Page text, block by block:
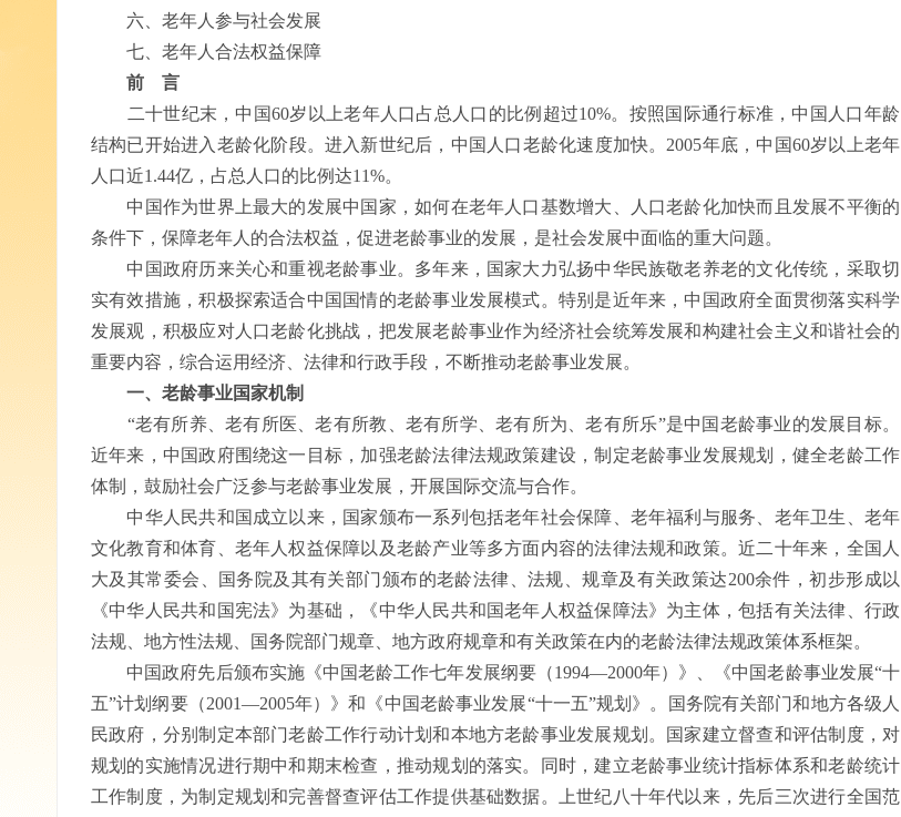
六、老年人参与社会发展
七、老年人合法权益保障
前 言
二十世纪末，中国60岁以上老年人口占总人口的比例超过10%。按照国际通行标准，中国人口年龄
结构已开始进入老龄化阶段。进入新世纪后，中国人口老龄化速度加快。2005年底，中国60岁以上老年
人口近1.44亿，占总人口的比例达11%。
中国作为世界上最大的发展中国家，如何在老年人口基数增大、人口老龄化加快而且发展不平衡的
条件下，保障老年人的合法权益，促进老龄事业的发展，是社会发展中面临的重大问题。
中国政府历来关心和重视老龄事业。多年来，国家大力弘扬中华民族敬老养老的文化传统，采取切
实有效措施，积极探索适合中国国情的老龄事业发展模式。特别是近年来，中国政府全面贯彻落实科学
发展观，积极应对人口老龄化挑战，把发展老龄事业作为经济社会统筹发展和构建社会主义和谐社会的
重要内容，综合运用经济、法律和行政手段，不断推动老龄事业发展。
一、老龄事业国家机制
“老有所养、老有所医、老有所教、老有所学、老有所为、老有所乐”是中国老龄事业的发展目标。
近年来，中国政府围绕这一目标，加强老龄法律法规政策建设，制定老龄事业发展规划，健全老龄工作
体制，鼓励社会广泛参与老龄事业发展，开展国际交流与合作。
中华人民共和国成立以来，国家颁布一系列包括老年社会保障、老年福利与服务、老年卫生、老年
文化教育和体育、老年人权益保障以及老龄产业等多方面内容的法律法规和政策。近二十年来，全国人
大及其常委会、国务院及其有关部门颁布的老龄法律、法规、规章及有关政策达200余件，初步形成以
《中华人民共和国宪法》为基础，《中华人民共和国老年人权益保障法》为主体，包括有关法律、行政
法规、地方性法规、国务院部门规章、地方政府规章和有关政策在内的老龄法律法规政策体系框架。
中国政府先后颁布实施《中国老龄工作七年发展纲要（1994—2000年）》、《中国老龄事业发展“十
五”计划纲要（2001—2005年）》和《中国老龄事业发展“十一五”规划》。国务院有关部门和地方各级人
民政府，分别制定本部门老龄工作行动计划和本地方老龄事业发展规划。国家建立督查和评估制度，对
规划的实施情况进行期中和期末检查，推动规划的落实。同时，建立老龄事业统计指标体系和老龄统计
工作制度，为制定规划和完善督查评估工作提供基础数据。上世纪八十年代以来，先后三次进行全国范